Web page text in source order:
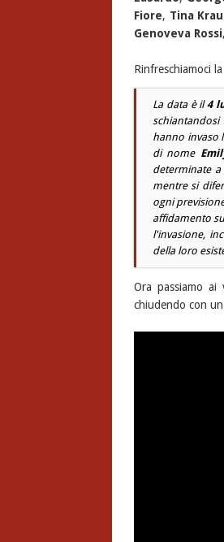
Fiore, Tina
Genoveva Rossi,
Rinfreschiamoci
La data è il4
hanno invaso
di nome
determinate a
mentre si
ogni
affidamento
l'invasione,
della loro
Ora passiamo ai
chiudendo con un